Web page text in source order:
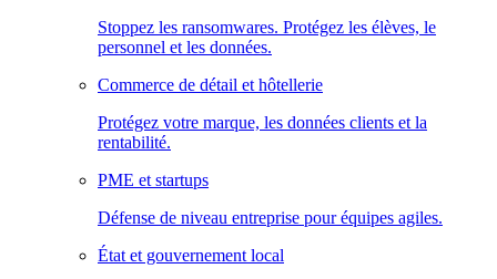
Stoppez les ransomwares. Protégez les élèves, le
personnel et les données.
Commerce de détail et hôtellerie
Protégez votre marque, les données clients et la
rentabilité.
PME et startups
Défense de niveau entreprise pour équipes agiles.
État et gouvernement local